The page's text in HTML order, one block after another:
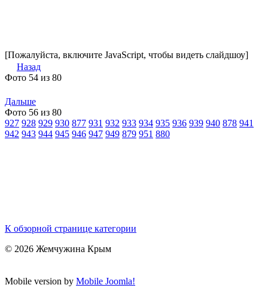
[Пожалуйста, включите JavaScript, чтобы видеть слайдшоу]
Назад
Фото 54 из 80
Дальше
Фото 56 из 80
927 928 929 930 877 931 932 933 934 935 936 939 940 878 941
942 943 944 945 946 947 949 879 951 880
К обзорной странице категории
© 2026 Жемчужина Крым
Mobile version by Mobile Joomla!